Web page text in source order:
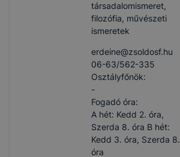
társadalomismeret,
filozófia, művészeti
ismeretek
erdeine​@zsoldosf.hu
06-63/562-335
Osztályfőnök:
-
Fogadó óra:
A hét: Kedd 2. óra,
Szerda 8. óra B hét:
Kedd 3. óra, Szerda 8.
óra